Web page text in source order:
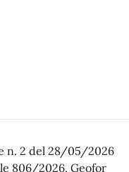
n. 2 del 28/05/2026
806/2026, Geofor